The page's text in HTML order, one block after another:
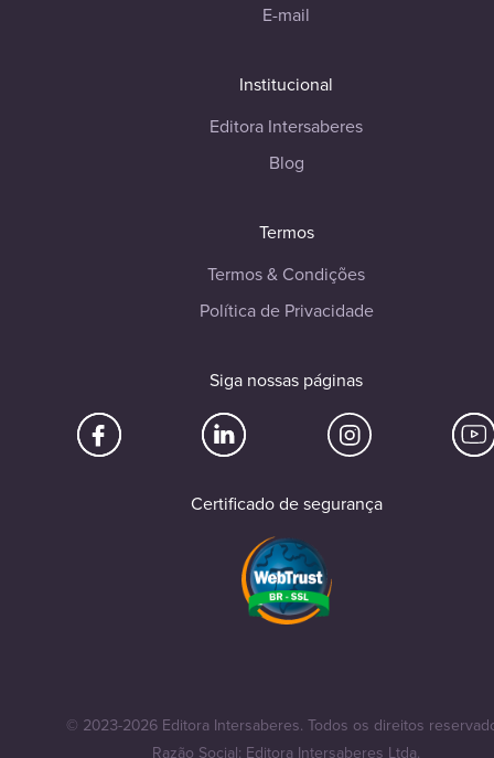
E-mail
Institucional
Editora Intersaberes
Blog
Termos
Termos & Condições
Política de Privacidade
Siga nossas páginas
Certificado de segurança
© 2023-2026 Editora Intersaberes. Todos os direitos
Razão Social: Editora Intersaberes Ltda.